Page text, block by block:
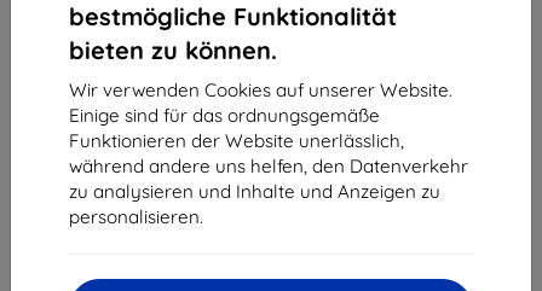
bestmögliche Funktionalität
bieten zu können.
Wir verwenden Cookies auf unserer Website.
Einige sind für das ordnungsgemäße
Funktionieren der Website unerlässlich,
während andere uns helfen, den Datenverkehr
zu analysieren und Inhalte und Anzeigen zu
personalisieren.
Shield-Sk s.r.o.
Ulica Rudolfa Mocka 3750/2A
841 04 Bratislava
Unternehmens-ID:46701494
USt-IdNr.:SK2023549671